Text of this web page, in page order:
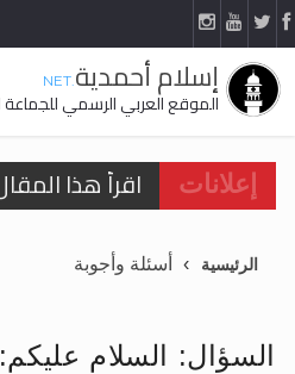
إسلام أحمدية.NET
الموقع العربي الرسمي للجماعة
إعلانات
اقرأ هذا
تعميم هامّ
تعميم هامّ
الرئيسية أسئلة وأجوبة
السؤال: السلام